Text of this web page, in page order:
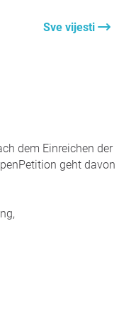
Sve vijesti
dem Einreichen der
geht davon